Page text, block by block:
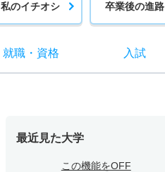
私のイチオシ 卒業後の進路
就職・ 資格 入試
最近見た大学
この機能をOFF